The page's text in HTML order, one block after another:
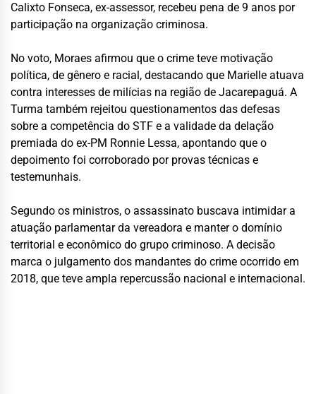
Calixto Fonseca, ex-assessor, recebeu pena de 9 anos por
participação na organização criminosa.
No voto, Moraes afirmou que o crime teve motivação
política, de gênero e racial, destacando que Marielle atuava
contra interesses de milícias na região de Jacarepaguá. A
Turma também rejeitou questionamentos das defesas
sobre a competência do STF e a validade da delação
premiada do ex-PM Ronnie Lessa, apontando que o
depoimento foi corroborado por provas técnicas e
testemunhais.
Segundo os ministros, o assassinato buscava intimidar a
atuação parlamentar da vereadora e manter o domínio
territorial e econômico do grupo criminoso. A decisão
marca o julgamento dos mandantes do crime ocorrido em
2018, que teve ampla repercussão nacional e internacional.